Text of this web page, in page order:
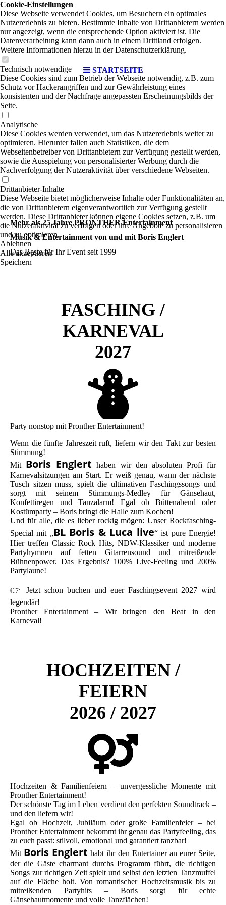
STARTSEITE
Mehr als 25 Jahre PRONTHER Entertainment
Musik & Entertainment von und mit Boris Englert
Das Beste für Ihr Event seit 1999
FASCHING /
KARNEVAL
2027
Party nonstop mit Pronther Entertainment!
Wenn die fünfte Jahreszeit ruft, liefern wir den Takt zur besten
Stimmung!
Mit Boris Englert haben wir den absoluten Profi für
Karnevalsitzungen am Start. Er weiß genau, wann der nächste
Tusch sitzen muss, spielt die ultimativen Faschingssongs und
sorgt mit seinem Stimmungs-Medley für Gänsehaut,
Konfettiregen und Tanzalarm! Egal ob Büttenabend oder
Kostümparty – Boris bringt die Halle zum Kochen!
Und für alle, die es lieber rockig mögen: Unser Rockfasching-
Special mit „BL Boris & Luca live“ ist pure Energie!
Hier treffen Classic Rock Hits, NDW-Klassiker und moderne
Partyhymnen auf fetten Gitarrensound und mitreißende
Bühnenpower. Das Ergebnis? 100% Live-Feeling und 200%
Partylaune!
👉 Jetzt schon buchen und euer Faschingsevent 2027 wird
legendär!
Pronther Entertainment – Wir bringen den Beat in den
Karneval!
HOCHZEITEN /
FEIERN
2026 / 2027
Hochzeiten & Familienfeiern – unvergessliche Momente mit
Pronther Entertainment!
Der schönste Tag im Leben verdient den perfekten Soundtrack –
und den liefern wir!
Egal ob Hochzeit, Jubiläum oder große Familienfeier – bei
Pronther Entertainment bekommt ihr genau das Partyfeeling, das
zu euch passt: stilvoll, emotional und garantiert tanzbar!
Mit Boris Englert habt ihr den Entertainer an eurer Seite,
der die Gäste charmant durchs Programm führt, die richtigen
Songs zur richtigen Zeit spielt und selbst den letzten Tanzmuffel
auf die Fläche holt. Von romantischer Hochzeitsmusik bis zu
mitreißenden Partyhits – Boris sorgt für echte
Gänsehautmomente und volle Tanzflächen!
Cookie-Einstellungen
Diese Webseite verwendet Cookies, um Besuchern ein optimales
Nutzererlebnis zu bieten. Bestimmte Inhalte von Drittanbietern werden
nur angezeigt, wenn die entsprechende Option aktiviert ist. Die
Datenverarbeitung kann dann auch in einem Drittland erfolgen.
Weitere Informationen hierzu in der Datenschutzerklärung.
Technisch notwendige
Diese Cookies sind zum Betrieb der Webseite notwendig, z.B. zum
Schutz vor Hackerangriffen und zur Gewährleistung eines
konsistenten und der Nachfrage angepassten Erscheinungsbilds der
Seite.
Analytische
Diese Cookies werden verwendet, um das Nutzererlebnis weiter zu
optimieren. Hierunter fallen auch Statistiken, die dem
Webseitenbetreiber von Drittanbietern zur Verfügung gestellt werden,
sowie die Ausspielung von personalisierter Werbung durch die
Nachverfolgung der Nutzeraktivität über verschiedene Webseiten.
Drittanbieter-Inhalte
Diese Webseite bietet möglicherweise Inhalte oder Funktionalitäten an,
die von Drittanbietern eigenverantwortlich zur Verfügung gestellt
werden. Diese Drittanbieter können eigene Cookies setzen, z.B. um
die Nutzeraktivität zu verfolgen oder ihre Angebote zu personalisieren
und zu optimieren.
Ablehnen
Alle akzeptieren
Speichern